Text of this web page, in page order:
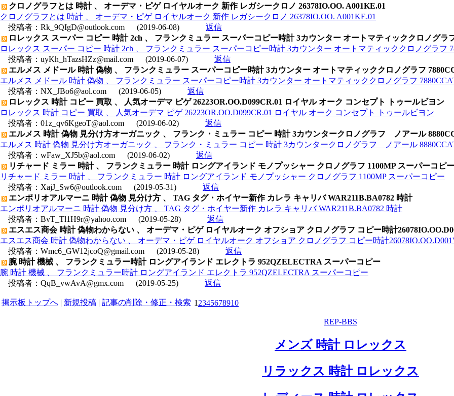
クロノグラフとは 時計 、 オーデマ・ピゲ ロイヤルオーク 新作 レガシークロノ 26378IO.OO. A001KE.01
クロノグラフとは 時計 、 オーデマ・ピゲ ロイヤルオーク 新作 レガシークロノ 26378IO.OO. A001KE.01
投稿者： Rk_9QIgD@outlook.com (2019-06-08)
返信
ロレックス スーパー コピー 時計 2ch 、 フランクミュラー スーパーコピー時計 3カウンター オートマティッククロノグラ
ロレックス スーパー コピー 時計 2ch 、 フランクミュラー スーパーコピー時計 3カウンター オートマティッククロノグラフ
投稿者： uyKh_hTazsHZz@mail.com (2019-06-07)
返信
エルメス メドール 時計 偽物 、 フランクミュラー スーパーコピー時計 3カウンター オートマティッククロノグラフ
エルメス メドール 時計 偽物 、 フランクミュラー スーパーコピー時計 3カウンター オートマティッククロノグラフ
投稿者： NX_JBo6@aol.com (2019-06-05)
返信
ロレックス 時計 コピー 買取 、 人気オーデマ ピゲ 26223OR.OO.D099CR.01 ロイヤル オーク コンセプト トゥールビヨン
ロレックス 時計 コピー 買取 、 人気オーデマ ピゲ 26223OR.OO.D099CR.01 ロイヤル オーク コンセプト トゥールビヨン
投稿者： 01z_qv6KgeoT@aol.com (2019-06-02)
返信
エルメス 時計 偽物 見分け方オーガニック 、 フランク・ミュラー コピー 時計 3カウンタークロノグラフ ノアール
エルメス 時計 偽物 見分け方オーガニック 、 フランク・ミュラー コピー 時計 3カウンタークロノグラフ ノアール
投稿者： wFaw_XJ5b@aol.com (2019-06-02)
返信
リチャード ミラー 時計 、 フランクミュラー 時計 ロングアイランド モノプッシャー クロノグラフ 1100MP スーパーコピー
リチャード ミラー 時計 、 フランクミュラー 時計 ロングアイランド モノプッシャー クロノグラフ 1100MP スーパーコピー
投稿者： XajJ_Sw6@outlook.com (2019-05-31)
返信
エンポリオアルマーニ 時計 偽物 見分け方 、 TAG タグ・ホイヤー新作 カレラ キャリバ WAR211B.BA0782 時計
エンポリオアルマーニ 時計 偽物 見分け方 、 TAG タグ・ホイヤー新作 カレラ キャリバ WAR211B.BA0782 時計
投稿者： BvT_Tl1H9r@yahoo.com (2019-05-28)
返信
エスエス商会 時計 偽物わからない 、 オーデマ・ピゲ ロイヤルオーク オフショア クロノグラフ コピー時計
エスエス商会 時計 偽物わからない 、 オーデマ・ピゲ ロイヤルオーク オフショア クロノグラフ コピー時計
投稿者： Wmc6_GW12jcoQ@gmail.com (2019-05-28)
返信
腕 時計 機械 、 フランクミュラー時計 ロングアイランド エレクトラ 952QZELECTRA スーパーコピー
腕 時計 機械 、 フランクミュラー時計 ロングアイランド エレクトラ 952QZELECTRA スーパーコピー
投稿者： QqB_vwAvA@gmx.com (2019-05-25) 返信
掲示板トップへ | 新規投稿 | 記事の削除・修正・検索 1 2345678910
REP-BBS
メンズ 時計 ロレックス
リラックス 時計 ロレックス